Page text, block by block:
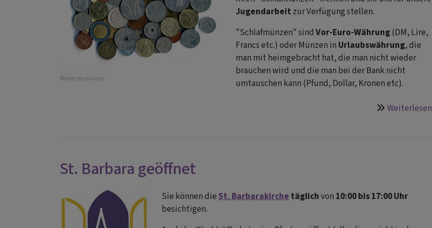
Bildrechte pixabay
Jugendarbeit zur Verfügung stellen.
"Schlafmünzen" sind Vor-Euro-Währung(DM, Lire,
Francs etc.) oder Münzen in Urlaubswährung, die
man mit heimgebracht hat, die man nicht wieder
brauchen wird und die man bei der Bank nicht
umtauschen kann (Pfund, Dollar, Kronen etc).
Weiterlesen
St. Barbara geöffnet
Sie können die St. Barbarakirche täglichvon 10:00 bis 17:00 Uhr
besichtigen.